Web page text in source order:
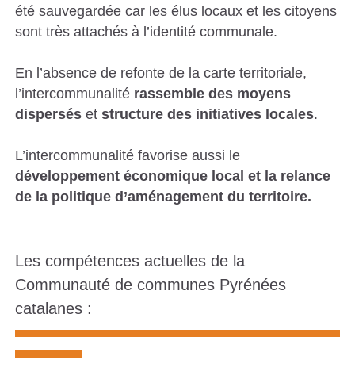
été sauvegardée car les élus locaux et les citoyens
sont très attachés à l’identité communale.
En l’absence de refonte de la carte territoriale,
l’intercommunalité rassemble des moyens
disperséset structure des initiatives locales.
L’intercommunalité favorise aussi le
développement économique local et la relance
de la politique d’aménagement du territoire.
Les compétences actuelles de la
Communauté de communes Pyrénées
catalanes :